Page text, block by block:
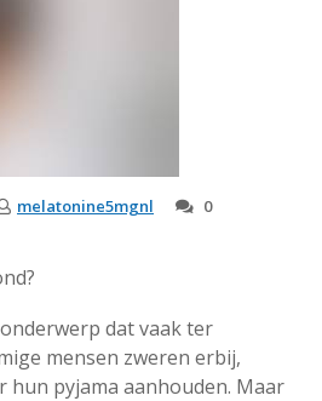
melatonine5mgnl
0
dat vaak ter
mensen zweren erbij,
hun pyjama aanhouden. Maar